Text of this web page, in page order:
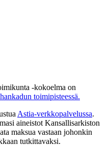
-kokoelma on
toimipisteessä.
Astia-verkkopalvelussa.
aineistot Kansallisarkiston
maksua vastaan johonkin
tutkittavaksi.